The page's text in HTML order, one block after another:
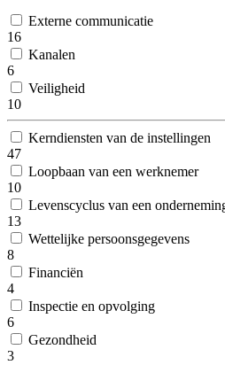
Externe communicatie
16
Kanalen
6
Veiligheid
10
Kerndiensten van de instellingen
47
Loopbaan van een werknemer
10
Levenscyclus van een
13
Wettelijke persoonsgegevens
8
Financiën
4
Inspectie en opvolging
6
Gezondheid
3